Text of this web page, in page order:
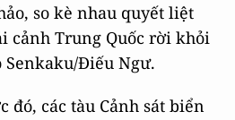
so kè nhau quyết liệt
cảnh Trung Quốc rời khỏi
Điếu Ngư.
đó, các tàu Cảnh sát biển